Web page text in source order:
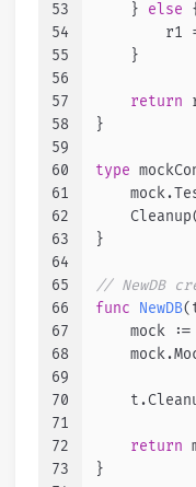
53
54
55
56
57
58
59
60
61
62
63
64
65
66
67
68
69
70
71
72
73
    }
else
r1
    }
return
}
type
}
// NewDB
func
NewDB(t
mock :=
return
}